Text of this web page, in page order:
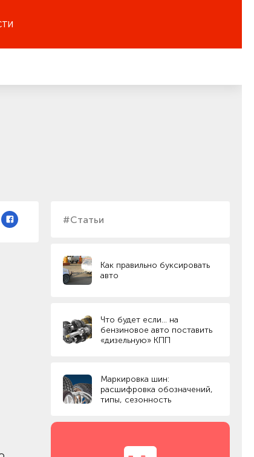
#Статьи
Как правильно буксировать
авто
Что будет если… на
бензиновое авто поставить
«дизельную» КПП
Маркировка шин:
расшифровка обозначений,
типы, сезонность